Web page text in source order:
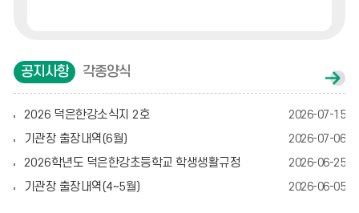
공지사항 각종양식
2026 덕은한강소식지 2호 2026-07-15
기관장 출장내역(6월) 2026-07-06
2026학년도 덕은한강초등학교 학생생활규정 2026-06-25
기관장 출장내역(4~5월) 2026-06-05
공
지
항
시
더
보
기